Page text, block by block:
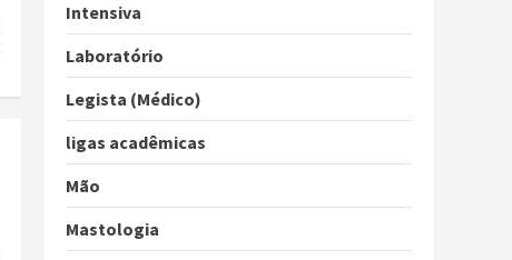
Intensiva
Laboratório
Legista (Médico)
ligas acadêmicas
Mão
Mastologia